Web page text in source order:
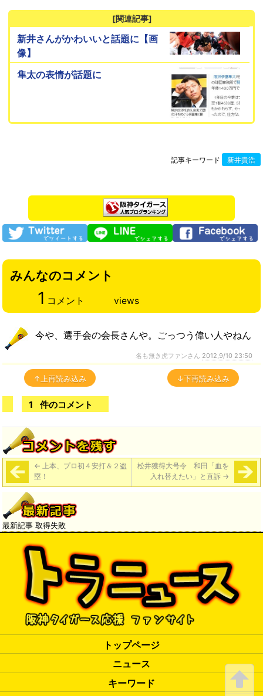
[関連記事]
新井さんがかわいいと話題に【画
像】
隼太の表情が話題に
記事キーワード 新井貴浩
みんなのコメント
1 コメント views
今や、選手会の会長さんや。ごっつう偉い人やねん
名も無き虎ファンさん 2012,9/10 23:50
↑上再読み込み ↓下再読み込み
1 件のコメント
← 上本、プロ初４安打＆２盗
塁！
松井獲得大号令 和田「血を
入れ替えたい」と直訴 →
最新記事 取得失敗
トップページ
ニュース
キーワード